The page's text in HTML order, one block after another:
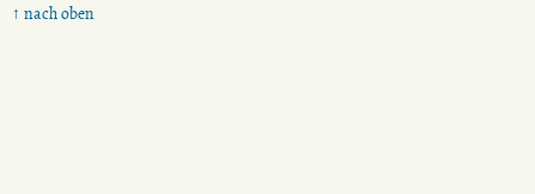
↑ nach oben